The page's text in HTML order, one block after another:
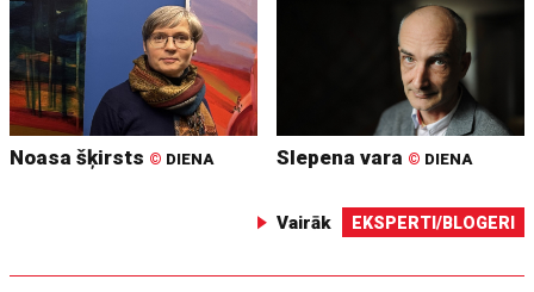
Noasa šķirsts © DIENA Slepena vara © DIENA
Vairāk EKSPERTI/BLOGERI